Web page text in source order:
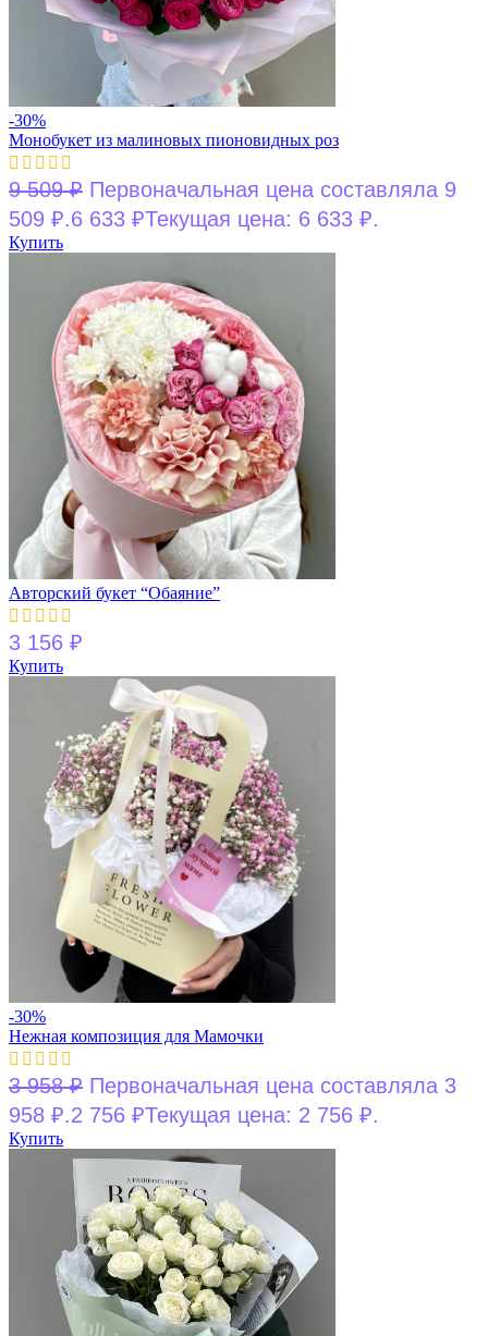
-30%
Монобукет из малиновых пионовидных роз
9 509₽ Первоначальная цена составляла 9
509 ₽.6 633 ₽Текущая цена: 6 633 ₽.
Купить
Авторский букет “Обаяние”
3 156 ₽
Купить
-30%
Нежная композиция для Мамочки
3 958₽ Первоначальная цена составляла 3
958 ₽.2 756 ₽Текущая цена: 2 756 ₽.
Купить